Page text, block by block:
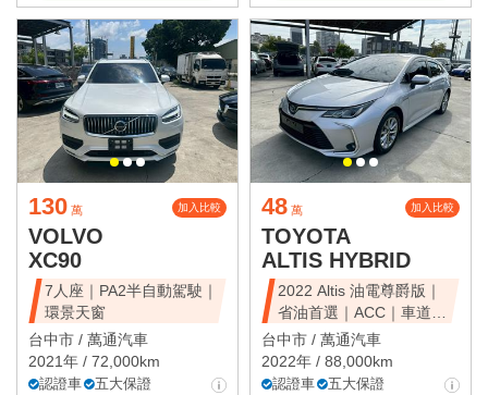
130 萬 加入比較
VOLVO
XC90
7人座｜PA2半自動駕駛｜
環景天窗
台中市 / 萬通汽車
2021年 / 72,000km
認證車
五大保證
48 萬 加入比較
TOYOTA
ALTIS HYBRID
2022 Altis 油電尊爵版｜
省油首選｜ACC｜車道維
持
台中市 / 萬通汽車
2022年 / 88,000km
認證車
五大保證